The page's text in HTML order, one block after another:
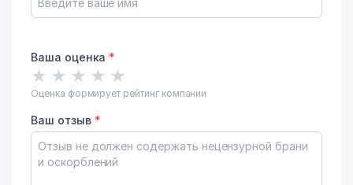
Ваша оценка *
★ ★ ★ ★ ★
Оценка формирует рейтинг компании
Ваш отзыв *